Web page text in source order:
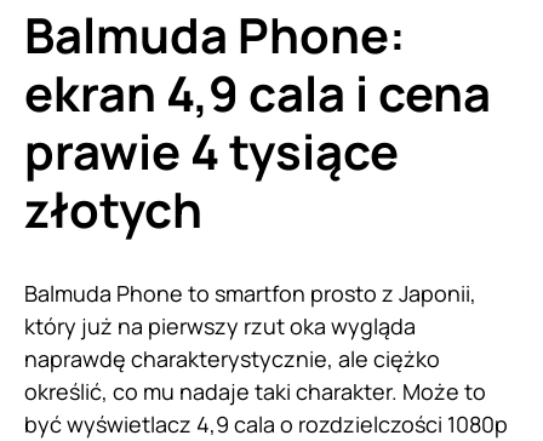
Balmuda Phone:
ekran 4,9 cala i cena
prawie 4 tysiące
złotych
Balmuda Phone to smartfon prosto z Japonii,
który już na pierwszy rzut oka wygląda
naprawdę charakterystycznie, ale ciężko
określić, co mu nadaje taki charakter. Może to
być wyświetlacz 4,9 cala o rozdzielczości 1080p